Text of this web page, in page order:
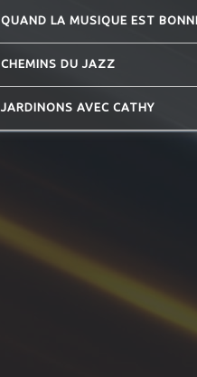
QUAND LA MUSIQUE EST
CHEMINS DU JAZZ
JARDINONS AVEC CATHY